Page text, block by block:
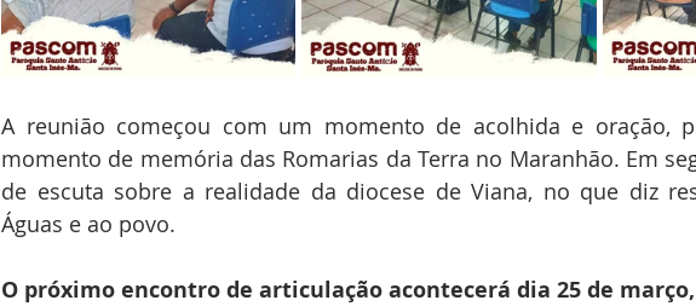
A reunião começou com um momento de acolhida e oração,
momento de memória das Romarias da Terra no Maranhão. Em
de escuta sobre a realidade da diocese de Viana, no que diz
Águas e ao povo.
O próximo encontro de articulação acontecerá dia 25 de